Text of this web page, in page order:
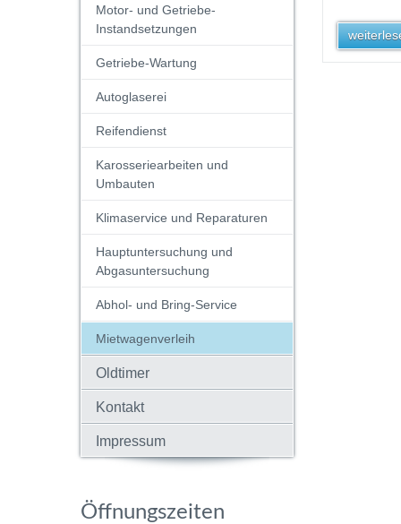
Motor- und Getriebe-
Instandsetzungen
Getriebe-Wartung
Autoglaserei
Reifendienst
Karosseriearbeiten und
Umbauten
Klimaservice und Reparaturen
Hauptuntersuchung und
Abgasuntersuchung
Abhol- und Bring-Service
Mietwagenverleih
Oldtimer
Kontakt
Impressum
Öffnungszeiten